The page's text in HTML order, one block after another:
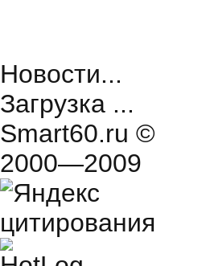
Новости...
Загрузка ...
Smart60.ru ©
2000—2009